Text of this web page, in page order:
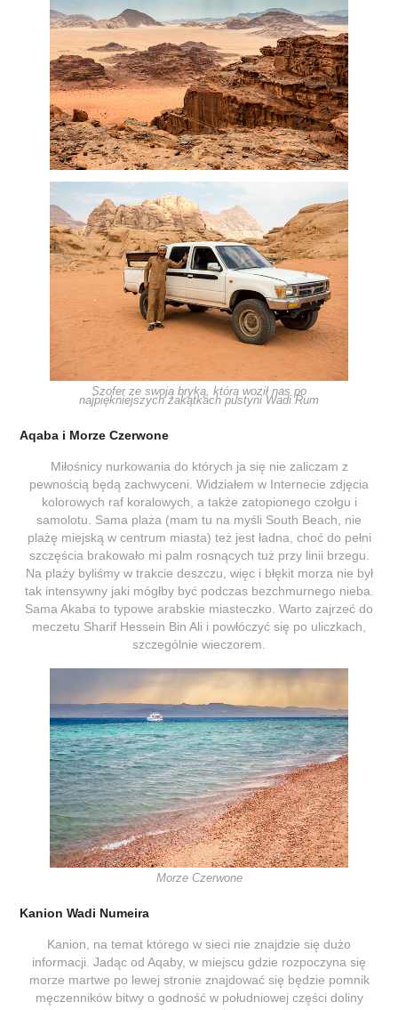
Szofer ze swoją bryką, którą woził nas po
najpiękniejszych zakątkach pustyni Wadi Rum
Aqaba i Morze Czerwone
Miłośnicy nurkowania do których ja się nie zaliczam z
pewnością będą zachwyceni. Widziałem w Internecie zdjęcia
kolorowych raf koralowych, a także zatopionego czołgu i
samolotu. Sama plaża (mam tu na myśli South Beach, nie
plażę miejską w centrum miasta) też jest ładna, choć do pełni
szczęścia brakowało mi palm rosnących tuż przy linii brzegu.
Na plaży byliśmy w trakcie deszczu, więc i błękit morza nie był
tak intensywny jaki mógłby być podczas bezchmurnego nieba.
Sama Akaba to typowe arabskie miasteczko. Warto zajrzeć do
meczetu Sharif Hessein Bin Ali i powłóczyć się po uliczkach,
szczególnie wieczorem.
Morze Czerwone
Kanion Wadi Numeira
Kanion, na temat którego w sieci nie znajdzie się dużo
informacji. Jadąc od Aqaby, w miejscu gdzie rozpoczyna się
morze martwe po lewej stronie znajdować się będzie pomnik
męczenników bitwy o godność w południowej części doliny